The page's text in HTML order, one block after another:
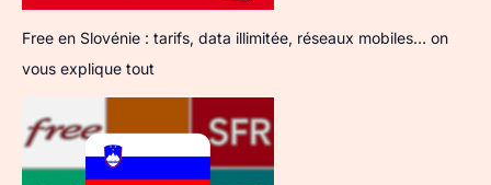
Free en Slovénie : tarifs, data illimitée, réseaux mobiles… on
vous explique tout